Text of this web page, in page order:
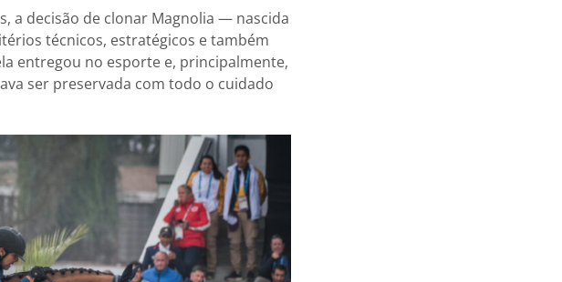
a decisão de clonar Magnolia — nascida
técnicos, estratégicos e também
entregou no esporte e, principalmente,
ser preservada com todo o cuidado